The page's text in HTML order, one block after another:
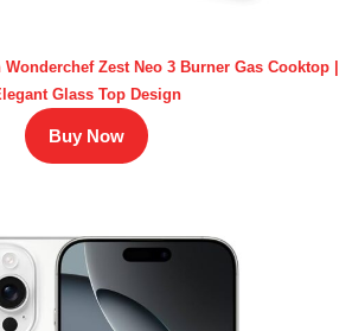
Zest Neo 3 Burner Gas Cooktop |
Glass Top Design
Buy Now